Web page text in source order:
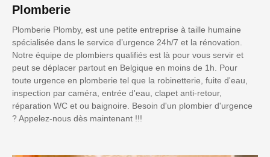
Plomberie
Plomberie Plomby, est une petite entreprise à taille humaine
spécialisée dans le service d’urgence 24h/7 et la rénovation.
Notre équipe de plombiers qualifiés est là pour vous servir et
peut se déplacer partout en Belgique en moins de 1h. Pour
toute urgence en plomberie tel que la robinetterie, fuite d'eau,
inspection par caméra, entrée d'eau, clapet anti-retour,
réparation WC et ou baignoire. Besoin d'un plombier d'urgence
? Appelez-nous dès maintenant !!!